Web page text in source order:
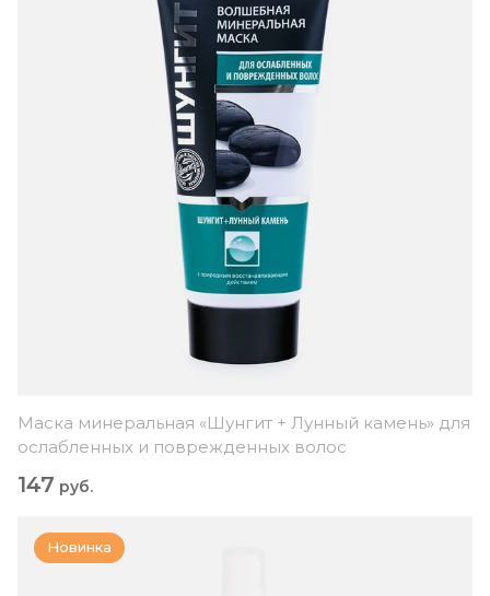
Маска минеральная «Шунгит + Лунный камень» для
ослабленных и поврежденных волос
147 руб.
Новинка